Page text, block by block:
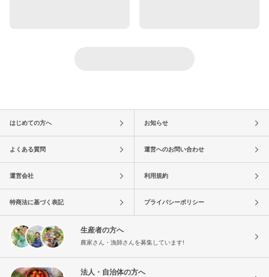
はじめての方へ お知らせ
よくある質問 運営へのお問い合わせ
運営会社 利用規約
特商法に基づく表記 プライバシーポリシー
生産者の方へ
農家さん・漁師さんを募集しています!
法人・自治体の方へ